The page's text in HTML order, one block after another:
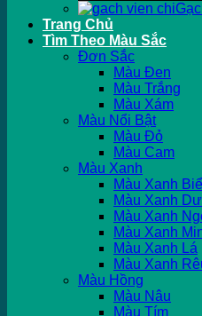
Trang Chủ
Tìm Theo Màu Sắc
Đơn Sắc
Màu Đen
Màu Trắng
Màu Xám
Màu Nổi Bật
Màu Đỏ
Màu Cam
Màu Xanh
Màu Xanh
Màu Xanh
Màu Xanh
Màu Xanh
Màu Xanh Lá
Màu Xanh
Màu Hồng
Màu Nâu
Màu Tím